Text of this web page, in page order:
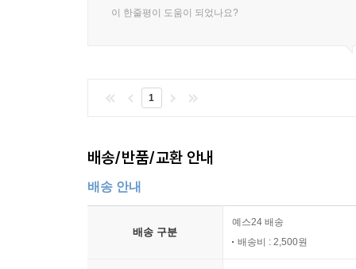
이 한줄평이 도움이 되었나요?
1
배송/반품/교환 안내
배송 안내
배송 구분
예스24 배송
배송비 : 2,500원